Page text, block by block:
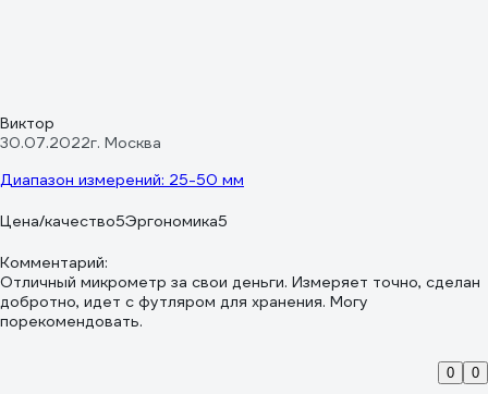
Виктор
30.07.2022г. Москва
Диапазон измерений: 25-50 мм
Цена/качество5Эргономика5
Комментарий:
Отличный микрометр за свои деньги. Измеряет точно, сделан
добротно, идет с футляром для хранения. Могу
порекомендовать.
0 0